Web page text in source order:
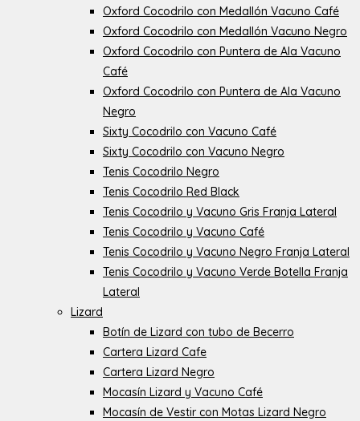
Oxford Cocodrilo con Medallón Vacuno Café
Oxford Cocodrilo con Medallón Vacuno Negro
Oxford Cocodrilo con Puntera de Ala Vacuno
Café
Oxford Cocodrilo con Puntera de Ala Vacuno
Negro
Sixty Cocodrilo con Vacuno Café
Sixty Cocodrilo con Vacuno Negro
Tenis Cocodrilo Negro
Tenis Cocodrilo Red Black
Tenis Cocodrilo y Vacuno Gris Franja Lateral
Tenis Cocodrilo y Vacuno Café
Tenis Cocodrilo y Vacuno Negro Franja Lateral
Tenis Cocodrilo y Vacuno Verde Botella Franja
Lateral
Lizard
Botín de Lizard con tubo de Becerro
Cartera Lizard Cafe
Cartera Lizard Negro
Mocasín Lizard y Vacuno Café
Mocasín de Vestir con Motas Lizard Negro